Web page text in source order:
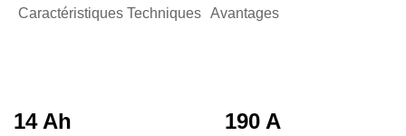
Caractéristiques Techniques Avantages
14 Ah 190 A